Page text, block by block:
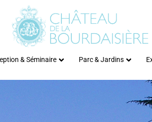
& Séminaire Parc & Jardins